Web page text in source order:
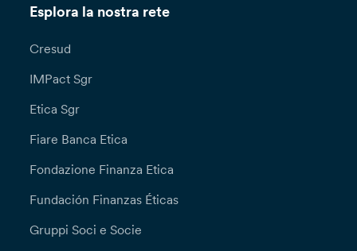
Esplora la nostra rete
Cresud
IMPact Sgr
Etica Sgr
Fiare Banca Etica
Fondazione Finanza Etica
Fundación Finanzas Éticas
Gruppi Soci e Socie